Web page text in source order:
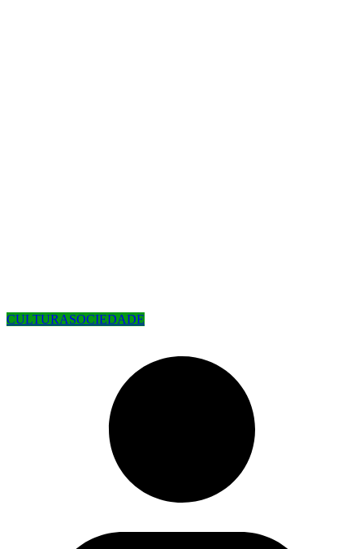
CULTURASOCIEDADE